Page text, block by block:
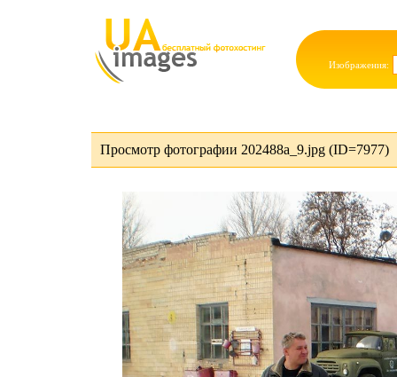
Изображения:
Просмотр фотографии 202488a_9.jpg (ID=7977)